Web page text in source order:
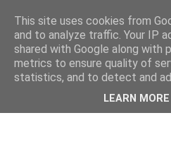
This site uses cookies from
and to analyze traffic. Your IP
shared with Google along with
metrics to ensure quality of
statistics, and to detect and
LEARN MORE